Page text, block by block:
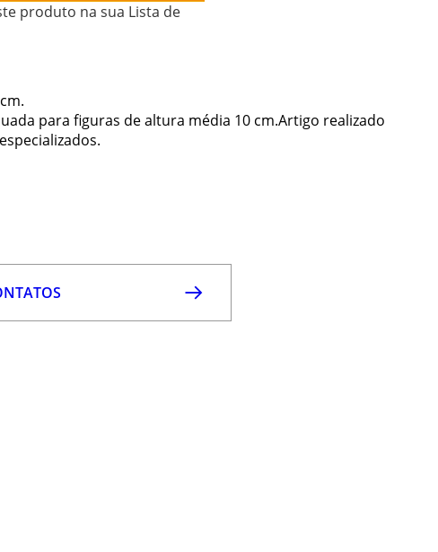
produto na sua Lista de
para figuras de altura média 10 cm.Artigo realizado